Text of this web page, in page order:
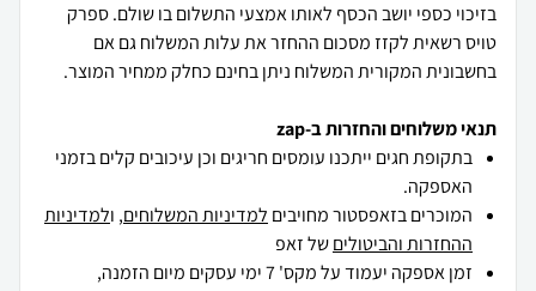
בזיכוי כספי יושב הכסף לאותו אמצעי התשלום בו שולם. ספרק
טויס רשאית לקזז מסכום ההחזר את עלות המשלוח גם אם
בחשבונית המקורית המשלוח ניתן בחינם כחלק ממחיר המוצר.
תנאי משלוחים והחזרות ב-zap
בתקופת חגים ייתכנו עומסים חריגים וכן עיכובים קלים בזמני
האספקה.
המוכרים בזאפסטור מחויבים למדיניות המשלוחים, ולמדיניות
ההחזרות והביטוליםשל זאפ
זמן אספקה יעמוד על מקס' 7 ימי עסקים מיום הזמנה,